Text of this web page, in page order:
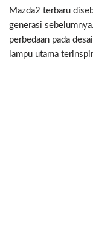
Mazda2 terbaru
generasi
perbedaan pada
lampu utama